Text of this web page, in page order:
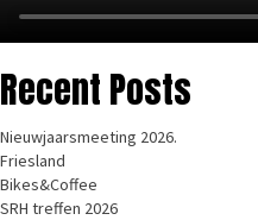
Recent Posts
Nieuwjaarsmeeting 2026.
Friesland
Bikes&Coffee
SRH treffen 2026